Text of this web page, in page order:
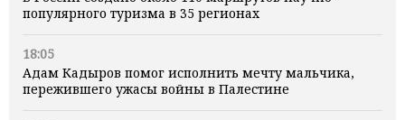
популярного туризма в 35 регионах
18:05
Адам Кадыров помог исполнить мечту мальчика,
пережившего ужасы войны в Палестине